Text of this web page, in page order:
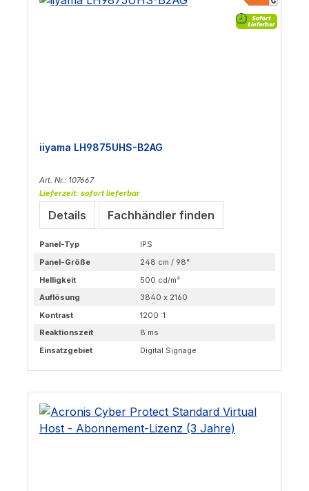
iiyama LH9875UHS-B2AG
Art. Nr.: 107667
Lieferzeit: sofort lieferbar
Details Fachhändler finden
Panel-Typ
IPS
Panel-Größe
248 cm / 98"
Helligkeit
500 cd/m²
Auflösung
3840 x 2160
Kontrast
1200 :1
Reaktionszeit
8 ms
Einsatzgebiet
Digital Signage